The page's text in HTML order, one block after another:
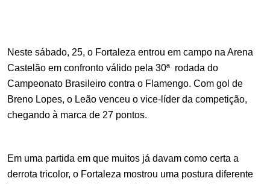
Neste sábado, 25, o Fortaleza entrou em campo na Arena
Castelão em confronto válido pela 30ª  rodada do
Campeonato Brasileiro contra o Flamengo. Com gol de
Breno Lopes, o Leão venceu o vice-líder da competição,
chegando à marca de 27 pontos.
Em uma partida em que muitos já davam como certa a
derrota tricolor, o Fortaleza mostrou uma postura diferente